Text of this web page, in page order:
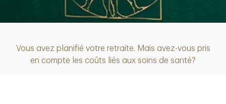
Vous avez planifié votre retraite. Mais avez-vous pris
en compte les coûts liés aux soins de santé?
Article